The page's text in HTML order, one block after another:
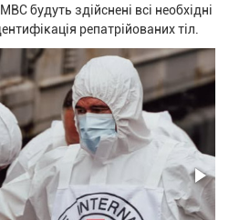
будуть здійснені всі необхідні
репатрійованих тіл.